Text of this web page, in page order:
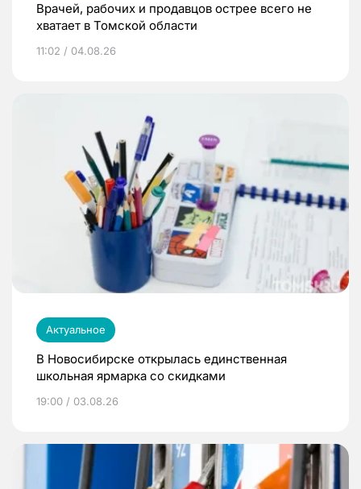
Врачей, рабочих и продавцов острее всего не
хватает в Томской области
11:02 / 04.08.26
Актуальное
В Новосибирске открылась единственная
школьная ярмарка со скидками
19:00 / 03.08.26